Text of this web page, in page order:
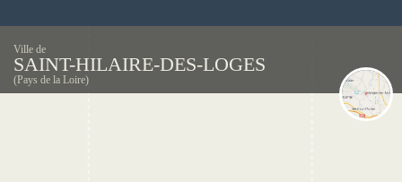
Ville de
SAINT-HILAIRE-DES-LOGES
(Pays de la Loire)